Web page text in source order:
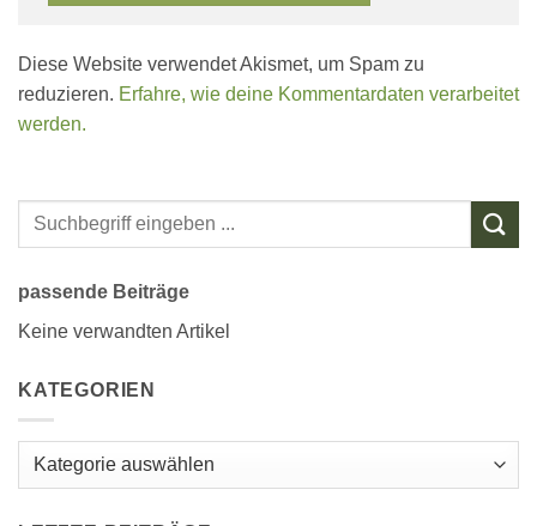
Diese Website verwendet Akismet, um Spam zu
reduzieren. Erfahre, wie deine Kommentardaten verarbeitet
werden.
passende Beiträge
Keine verwandten Artikel
KATEGORIEN
Kategorien